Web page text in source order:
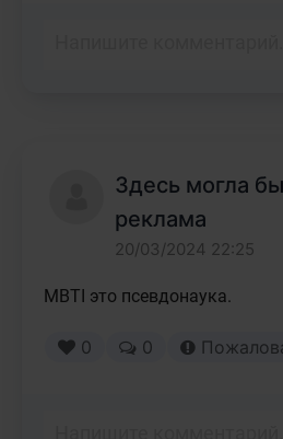
Здесь могла
реклама
20/03/2024 22:25
MBTI это псевдонаука.
0 0